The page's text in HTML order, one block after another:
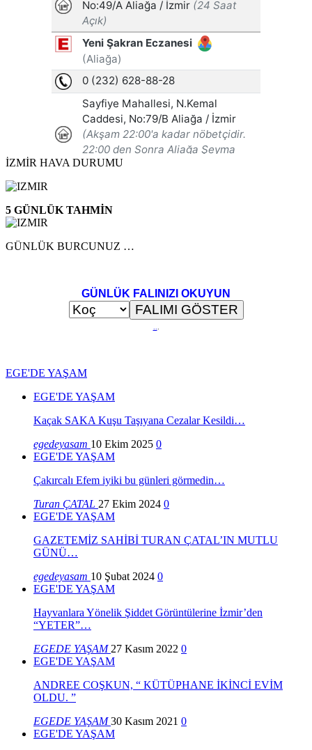
İZMİR HAVA DURUMU
5 GÜNLÜK TAHMİN
GÜNLÜK BURCUNUZ …
GÜNLÜK FALINIZI OKUYUN
...
EGE'DE YAŞAM
EGE'DE YAŞAM
Kaçak SAKA Kuşu Taşıyana Cezalar Kesildi…
egedeyasam 10 Ekim 2025 0
EGE'DE YAŞAM
Çakırcalı Efem iyiki bu günleri görmedin…
Turan ÇATAL 27 Ekim 2024 0
EGE'DE YAŞAM
GAZETEMİZ SAHİBİ TURAN ÇATAL’IN MUTLU
GÜNÜ…
egedeyasam 10 Şubat 2024 0
EGE'DE YAŞAM
Hayvanlara Yönelik Şiddet Görüntülerine İzmir’den
“YETER”…
EGEDE YAŞAM 27 Kasım 2022 0
EGE'DE YAŞAM
ANDREE COŞKUN, “ KÜTÜPHANE İKİNCİ EVİM
OLDU. ”
EGEDE YAŞAM30 Kasım 2021 0
EGE'DE YAŞAM